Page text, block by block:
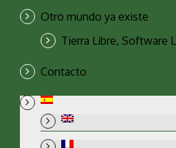
Otro mundo ya existe
Tierra Libre, Software
Contacto